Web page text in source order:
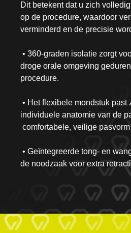
Dit betekent dat u zich
op de procedure, waardoor
verminderd en de precisie
• 360-graden isolatie zorgt
droge orale omgeving
procedure.
• Het flexibele mondstuk past
individuele anatomie van de
comfortabele, veilige pasvorm
• Geïntegreerde tong- en
de noodzaak voor extra